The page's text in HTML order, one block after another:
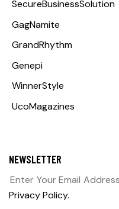
SecureBusinessSolution
GagNamite
GrandRhythm
Genepi
WinnerStyle
UcoMagazines
NEWSLETTER
Privacy Policy.